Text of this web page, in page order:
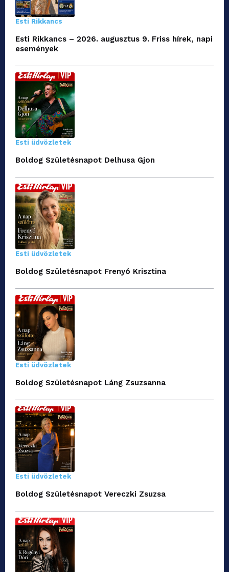
Esti Rikkancs
Esti Rikkancs – 2026. augusztus 9. Friss hírek, napi
események
Esti üdvözletek
Boldog Születésnapot Delhusa Gjon
Esti üdvözletek
Boldog Születésnapot Frenyó Krisztina
Esti üdvözletek
Boldog Születésnapot Láng Zsuzsanna
Esti üdvözletek
Boldog Születésnapot Vereczki Zsuzsa